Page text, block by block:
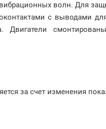
волн. Для
с выводами
Двигатели
за счет изменения